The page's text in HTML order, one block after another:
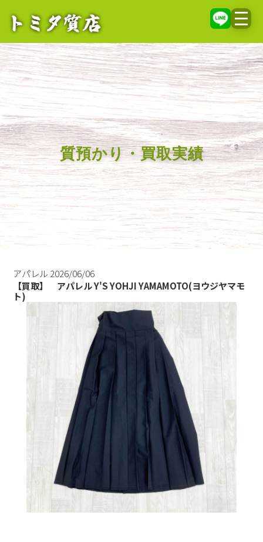
メニ
質預かり・買取実績
アパレル 2026/06/06
【買取】 アパレル Y'S YOHJI YAMAMOTO(ヨウジヤマモ
ト)